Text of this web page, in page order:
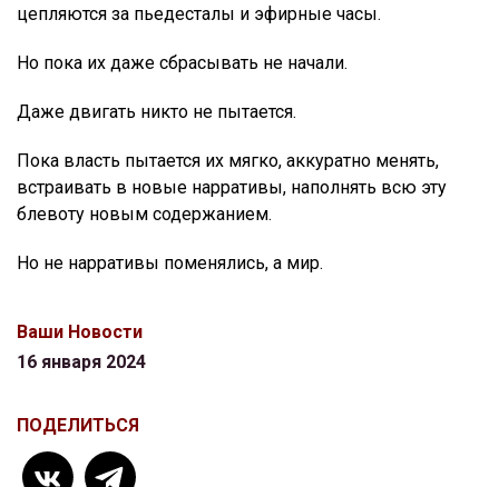
цепляются за пьедесталы и эфирные часы.
Но пока их даже сбрасывать не начали.
Даже двигать никто не пытается.
Пока власть пытается их мягко, аккуратно менять,
встраивать в новые нарративы, наполнять всю эту
блевоту новым содержанием.
Но не нарративы поменялись, а мир.
Ваши Новости
16 января 2024
ПОДЕЛИТЬСЯ